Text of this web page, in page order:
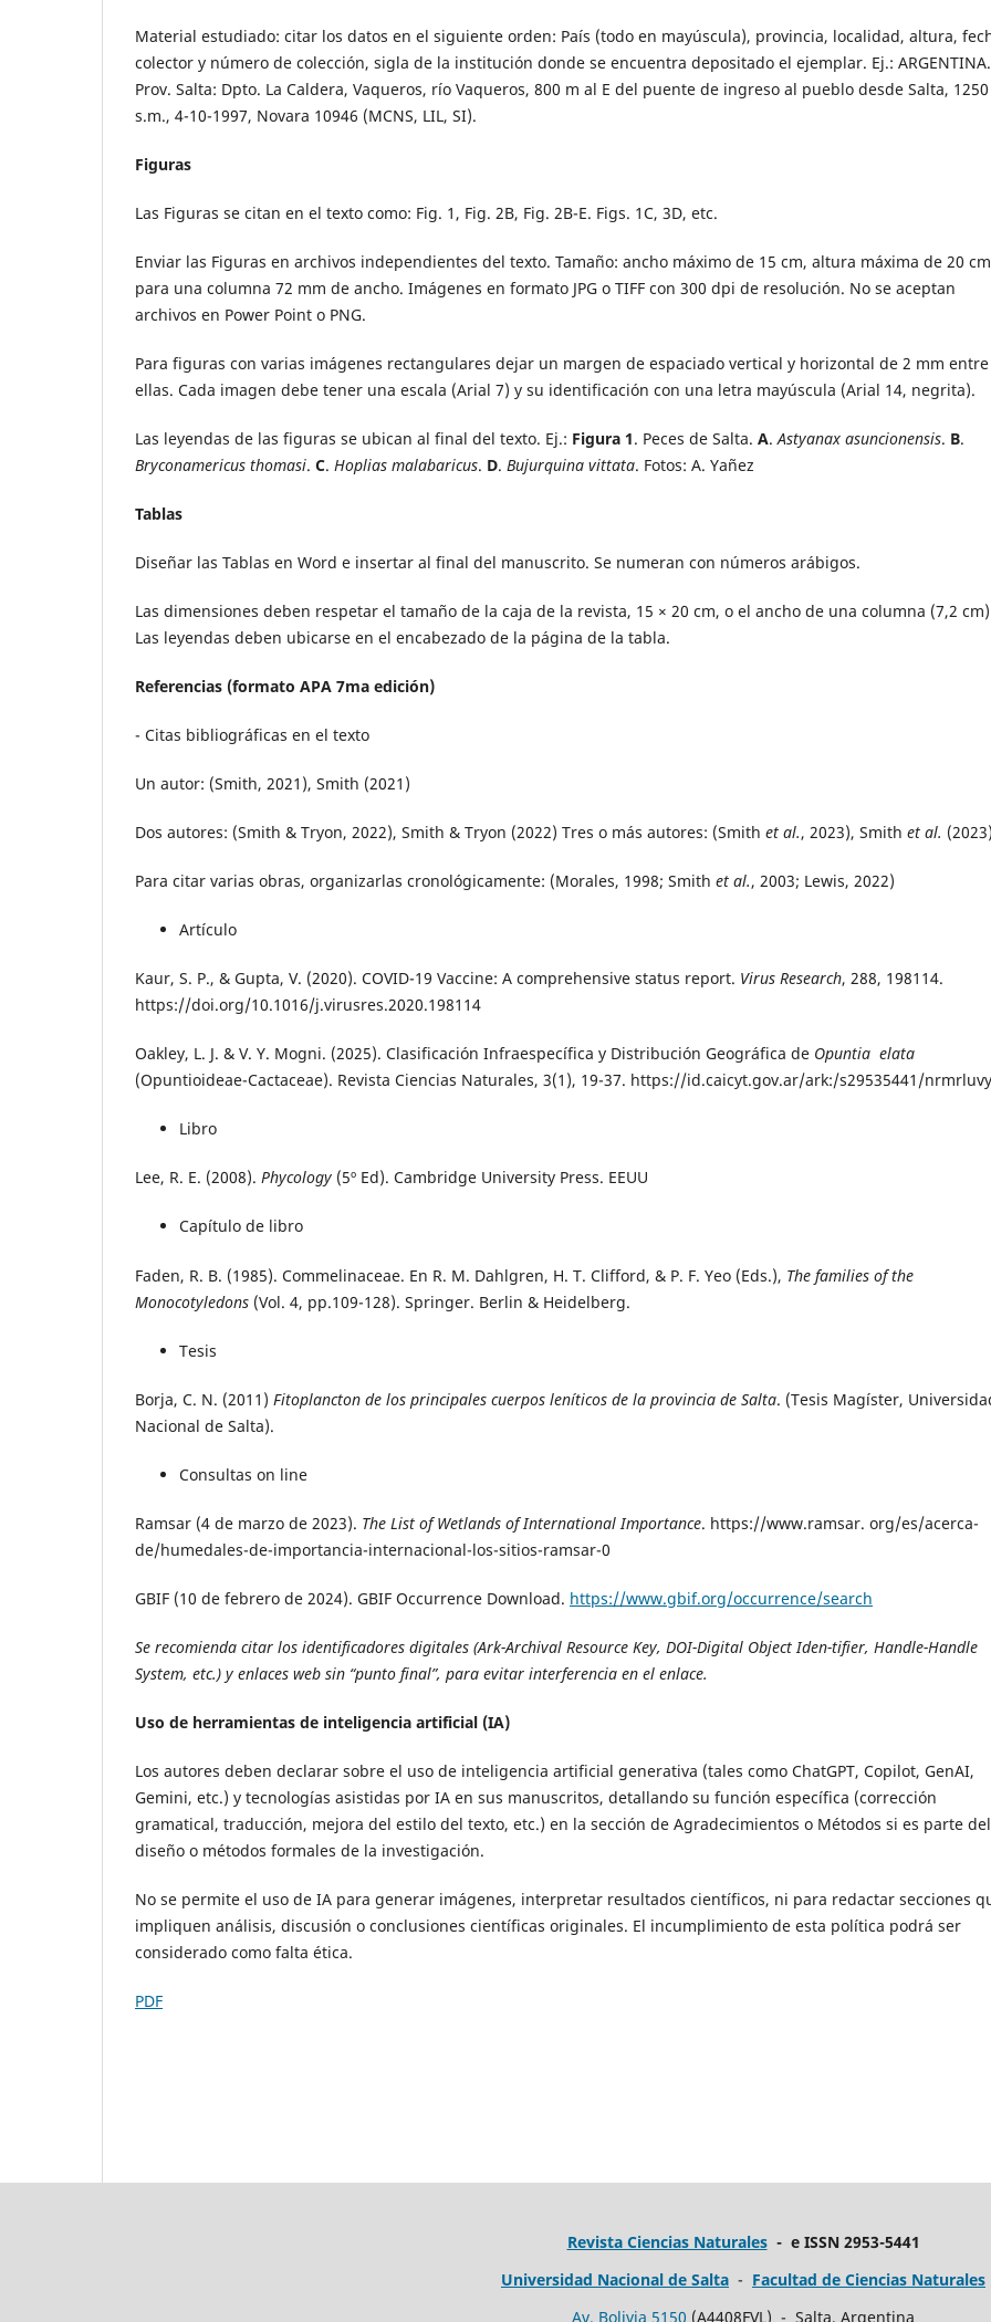
Material estudiado: citar los datos en el siguiente orden: País (todo en mayúscula), provincia, localidad, altura,
colector y número de colección, sigla de la institución donde se encuentra depositado el ejemplar. Ej.: ARGENTINA.
Prov. Salta: Dpto. La Caldera, Vaqueros, río Vaqueros, 800 m al E del puente de ingreso al pueblo desde Salta,
s.m., 4-10-1997, Novara 10946 (MCNS, LIL, SI).
Figuras
Las Figuras se citan en el texto como: Fig. 1, Fig. 2B, Fig. 2B-E. Figs. 1C, 3D, etc.
Enviar las Figuras en archivos independientes del texto. Tamaño: ancho máximo de 15 cm, altura máxima de 20
para una columna 72 mm de ancho. Imágenes en formato JPG o TIFF con 300 dpi de resolución. No se aceptan
archivos en Power Point o PNG.
Para figuras con varias imágenes rectangulares dejar un margen de espaciado vertical y horizontal de 2 mm entre
ellas. Cada imagen debe tener una escala (Arial 7) y su identificación con una letra mayúscula (Arial 14, negrita).
Las leyendas de las figuras se ubican al final del texto. Ej.: Figura 1. Peces de Salta. A.Astyanax asuncionensis. B.
Bryconamericus thomasi. C. Hoplias malabaricus. D. Bujurquina vittata. Fotos: A. Yañez
Tablas
Diseñar las Tablas en Word e insertar al final del manuscrito. Se numeran con números arábigos.
Las dimensiones deben respetar el tamaño de la caja de la revista, 15 × 20 cm, o el ancho de una columna (7,2
Las leyendas deben ubicarse en el encabezado de la página de la tabla.
Referencias (formato APA 7ma edición)
- Citas bibliográficas en el texto
Un autor: (Smith, 2021), Smith (2021)
Dos autores: (Smith & Tryon, 2022), Smith & Tryon (2022) Tres o más autores: (Smith et al., 2023), Smith et al.
Para citar varias obras, organizarlas cronológicamente: (Morales, 1998; Smith et al., 2003; Lewis, 2022)
Artículo
Kaur, S. P., & Gupta, V. (2020). COVID-19 Vaccine: A comprehensive status report. Virus Research, 288, 198114.
https://doi.org/10.1016/j.virusres.2020.198114
Oakley, L. J. & V. Y. Mogni. (2025). Clasificación Infraespecífica y Distribución Geográfica de Opuntia elata
(Opuntioideae-Cactaceae). Revista Ciencias Naturales, 3(1), 19-37. https://id.caicyt.gov.ar/ark:/s29535441/
Libro
Lee, R. E. (2008). Phycology (5º Ed). Cambridge University Press. EEUU
Capítulo de libro
Faden, R. B. (1985). Commelinaceae. En R. M. Dahlgren, H. T. Clifford, & P. F. Yeo (Eds.), The families of the
Monocotyledons (Vol. 4, pp.109-128). Springer. Berlin & Heidelberg.
Tesis
Borja, C. N. (2011) Fitoplancton de los principales cuerpos leníticos de la provincia de Salta. (Tesis Magíster,
Nacional de Salta).
Consultas on line
Ramsar (4 de marzo de 2023). The List of Wetlands of International Importance. https://www.ramsar. org/es/acerca-
de/humedales-de-importancia-internacional-los-sitios-ramsar-0
GBIF (10 de febrero de 2024). GBIF Occurrence Download. https://www.gbif.org/occurrence/search
Se recomienda citar los identificadores digitales (Ark-Archival Resource Key, DOI-Digital Object Iden-tifier, Handle-Handle
System, etc.) y enlaces web sin “punto final”, para evitar interferencia en el enlace.
Uso de herramientas de inteligencia artificial (IA)
Los autores deben declarar sobre el uso de inteligencia artificial generativa (tales como ChatGPT, Copilot, GenAI,
Gemini, etc.) y tecnologías asistidas por IA en sus manuscritos, detallando su función específica (corrección
gramatical, traducción, mejora del estilo del texto, etc.) en la sección de Agradecimientos o Métodos si es parte del
diseño o métodos formales de la investigación.
No se permite el uso de IA para generar imágenes, interpretar resultados científicos, ni para redactar secciones
impliquen análisis, discusión o conclusiones científicas originales. El incumplimiento de esta política podrá ser
considerado como falta ética.
PDF
Revista Ciencias Naturales- e ISSN 2953-5441
Universidad Nacional de Salta - Facultad de Ciencias Naturales
Av. Bolivia 5150 (A4408FVL) - Salta, Argentina